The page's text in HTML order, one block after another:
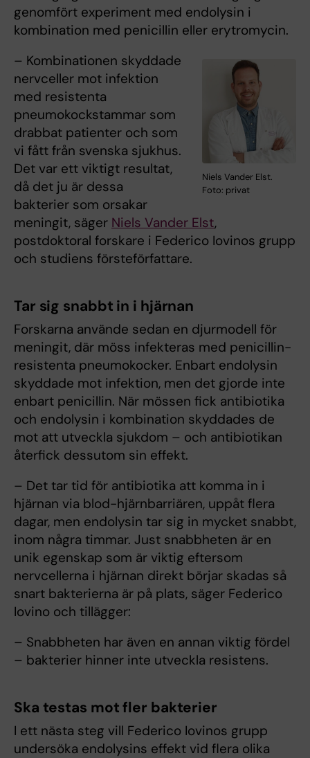
genomfört experiment med endolysin i
kombination med penicillin eller erytromycin.
Niels Vander Elst.
Foto: privat
– Kombinationen skyddade
nervceller mot infektion
med resistenta
pneumokockstammar som
drabbat patienter och som
vi fått från svenska sjukhus.
Det var ett viktigt resultat,
då det ju är dessa
bakterier som orsakar
meningit, säger Niels Vander Elst,
postdoktoral forskare i Federico Iovinos grupp
och studiens försteförfattare.
Tar sig snabbt in i hjärnan
Forskarna använde sedan en djurmodell för
meningit, där möss infekteras med penicillin-
resistenta pneumokocker. Enbart endolysin
skyddade mot infektion, men det gjorde inte
enbart penicillin. När mössen fick antibiotika
och endolysin i kombination skyddades de
mot att utveckla sjukdom – och antibiotikan
återfick dessutom sin effekt.
– Det tar tid för antibiotika att komma in i
hjärnan via blod-hjärnbarriären, uppåt flera
dagar, men endolysin tar sig in mycket snabbt,
inom några timmar. Just snabbheten är en
unik egenskap som är viktig eftersom
nervcellerna i hjärnan direkt börjar skadas så
snart bakterierna är på plats, säger Federico
Iovino och tillägger:
– Snabbheten har även en annan viktig fördel
– bakterier hinner inte utveckla resistens.
Ska testas mot fler bakterier
I ett nästa steg vill Federico Iovinos grupp
undersöka endolysins effekt vid flera olika